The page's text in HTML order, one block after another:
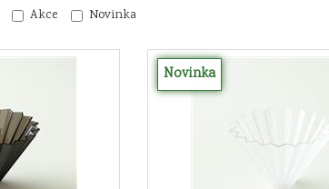
Akce Novinka
Novinka